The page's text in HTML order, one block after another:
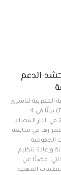
الدعم
المغربية لناشري
الصحف (FMNEJ) بيانًا في 4
أغسطس 2025 في الدار البيضاء،
في متابعة
الحكومية
وإعادة تنظيم
فضلًا عن
المهنية…